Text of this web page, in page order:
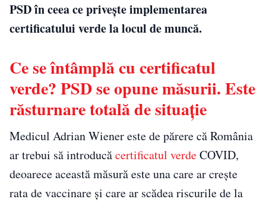
PSD în ceea ce privește implementarea
certificatului verde la locul de muncă.
Ce se întâmplă cu certificatul
verde? PSD se opune măsurii. Este
răsturnare totală de situație
Medicul Adrian Wiener este de părere că România
ar trebui să introducăcertificatul verdeCOVID,
deoarece această măsură este una care ar crește
rata de vaccinare și care ar scădea riscurile de la